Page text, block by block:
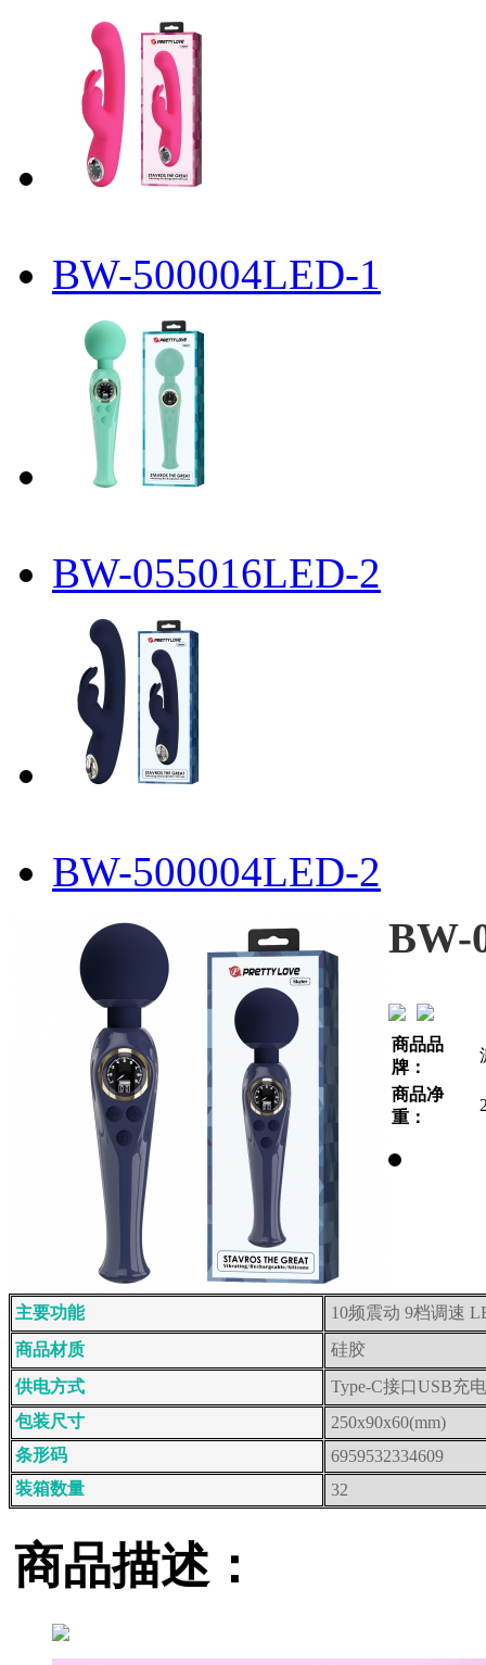
BW-500004LED-1
BW-055016LED-2
BW-500004LED-2
BW-
商品品
牌：
商品净
重：
主要功能
10频震动 9档调速
商品材质
硅胶
供电方式
Type-C接口USB充电
包装尺寸
250x90x60(mm)
条形码
6959532334609
装箱数量
32
商品描述：